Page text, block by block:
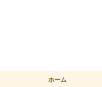
ホーム